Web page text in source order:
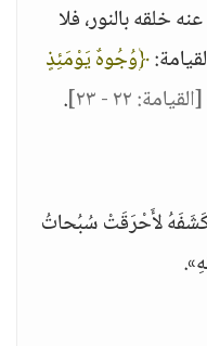
خلقه بالنور، فلا
﴿وُجُوهٌ يَوْمَئِذٍ
[القيامة: ٢٢ - ٢٣]
.
كَشَفَهُ لأَحْرَقَتْ سُبُحاتُ